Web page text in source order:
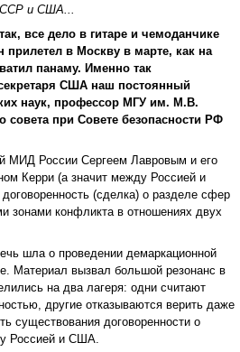
и США...
все дело в гитаре и чемоданчике
в Москву в марте, как на
панаму. Именно так
США наш постоянный
наук, профессор МГУ им. М.В.
совета при Совете безопасности РФ
МИД России Сергеем Лавровым и его
Керри (а значит между Россией и
(сделка) о разделе сфер
зонами конфликта в отношениях двух
шла о проведении демаркационной
Материал вызвал большой резонанс в
на два лагеря: одни считают
другие отказываются верить даже
существования договоренности о
Россией и США.